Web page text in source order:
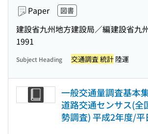
Paper 図書
建設省九州地方建設局／編建設省九
1991
Subject Heading 交通調査 統計 陸運
一般交通量調査基
道路交通センサス(全
勢調査) 平成2年度/